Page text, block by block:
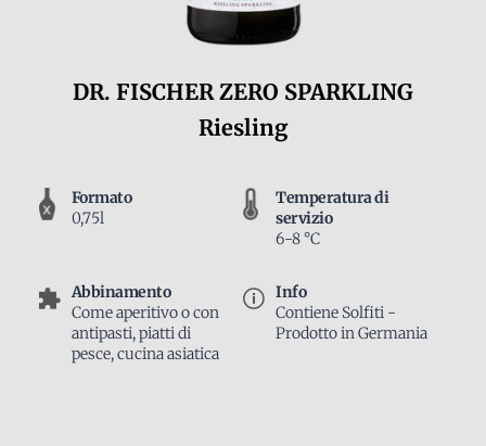
DR. FISCHER ZERO SPARKLING
Riesling
Formato
0,75l
Temperatura di
servizio
6-8 °C
Abbinamento
Come aperitivo o con
antipasti, piatti di
pesce, cucina asiatica
Info
Contiene Solfiti -
Prodotto in Germania